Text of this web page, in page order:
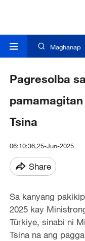
Maghanap
Pagresolba
Tsina
06:10:36,25-Jun-2025
Share
Sa kanyang
2025 kay
Türkiye, sinabi ni
Tsina na ang